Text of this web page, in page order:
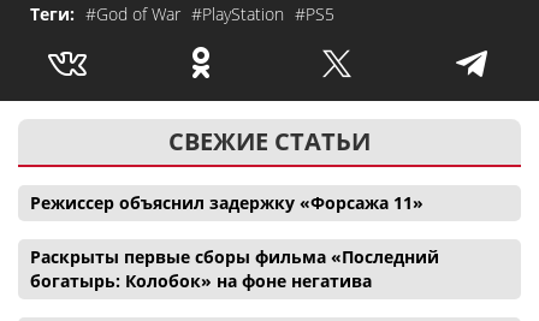
Теги: #God of War #PlayStation #PS5
СВЕЖИЕ СТАТЬИ
Режиссер объяснил задержку «Форсажа 11»
Раскрыты первые сборы фильма «Последний
богатырь: Колобок» на фоне негатива